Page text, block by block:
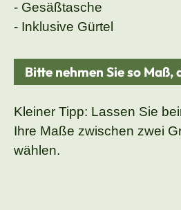
- Gesäßtasche
- Inklusive Gürtel
Bitte nehmen Sie so
Kleiner Tipp: Lassen Sie
Ihre Maße zwischen zwei
wählen.